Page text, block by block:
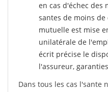
en cas d'échec des
santes de moins
mutuelle est mise
unilatérale de
écrit précise le
l'assureur,
Dans tous les cas l'sante